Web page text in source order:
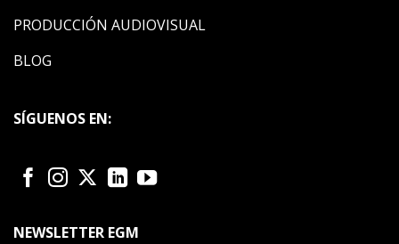
PRODUCCIÓN AUDIOVISUAL
BLOG
SÍGUENOS EN:
NEWSLETTER EGM